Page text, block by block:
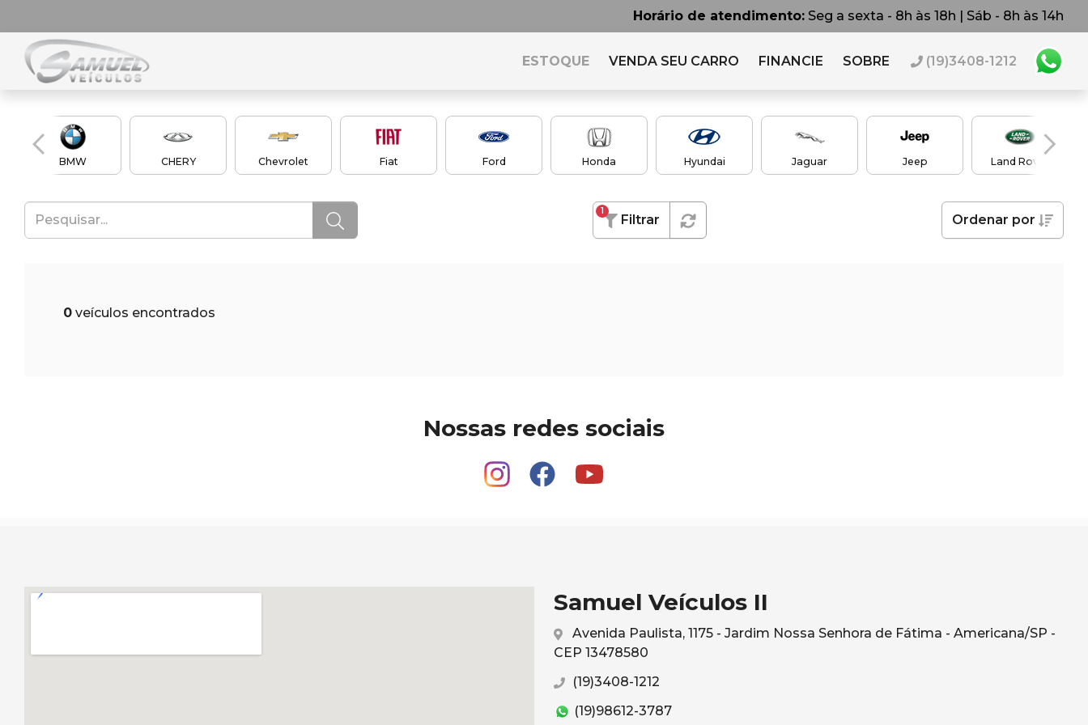
Horário de atendimento: Seg a sexta - 8h às 18h | Sáb - 8h às 14h
ESTOQUE VENDA SEU CARRO FINANCIE SOBRE (19)3408-1212
BMW CHERY Chevrolet Fiat Ford Honda Hyundai Jaguar Jeep Land Rover
Filtrar
1
Ordenar por
0 veículos encontrados
Nossas redes sociais
Samuel Veículos II
Avenida Paulista, 1175 - Jardim Nossa Senhora de Fátima - Americana/SP -
CEP 13478580
(19)3408-1212
(19)98612-3787